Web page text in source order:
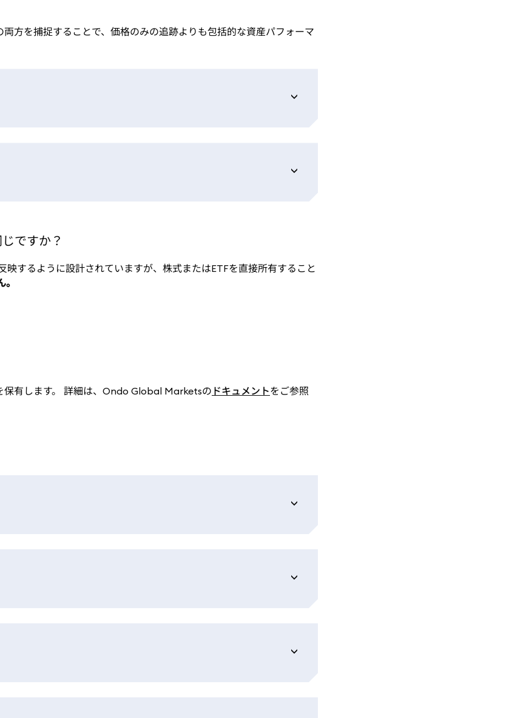
方を捕捉することで、価格のみの追跡よりも包括的な資産パフォーマ
ですか？
するように設計されていますが、株式またはETFを直接所有すること
保有します。 詳細は、Ondo Global Marketsの ドキュメントをご参照